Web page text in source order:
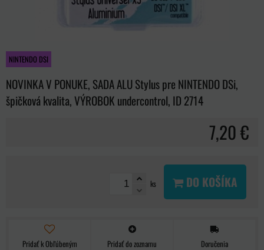
NINTENDO DSI
NOVINKA V PONUKE, SADA ALU Stylus pre NINTENDO DSi,
špičková kvalita, VÝROBOK undercontrol, ID 2714
7,20 €
ks DO KOŠÍKA
Pridať k Obľúbeným Pridať do zoznamu Doručenia